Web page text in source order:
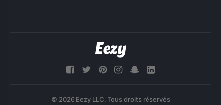
© 2026 Eezy LLC. Tous droits réservés